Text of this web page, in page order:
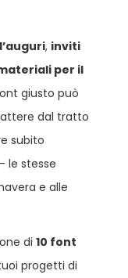
, inviti
per il
giusto può
dal tratto
subito
le stesse
e alle
di 10 font
progetti di